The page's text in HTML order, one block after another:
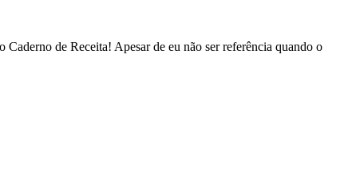
de Receita! Apesar de eu não ser referência quando o